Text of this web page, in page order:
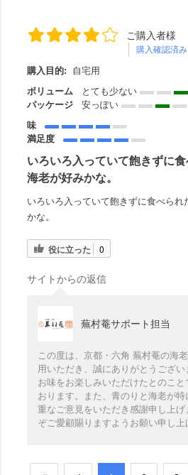
ご購入者様
購入確認済み
購入目的:
自宅用
ボリューム
とても少ない
パッケージ
安っぽい
味
満足度
いろいろ入っていて飽きずに
海老が好みかな。
いろいろ入っていて飽きずに食べられ
かな。
役に立った 0
サイトからの返信
蕪村菴サポート担当
この度は、京都・六角 蕪村菴の海
用いただき、誠にありがとうござ
お味をお楽しみいただけたとのこ
おります。また、青のりと海老が
重なご意見をいただき感謝申し上げ
ぞご愛顧賜りますようお願い申し上